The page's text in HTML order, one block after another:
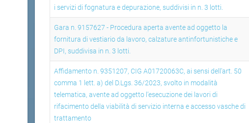
i servizi di fognatura e depurazione, suddivisi in n. 3 lotti.
Gara n. 9157627 - Procedura aperta avente ad oggetto la
fornitura di vestiario da lavoro, calzature antinfortunistiche e
DPI, suddivisa in n. 3 lotti.
Affidamento n. 9351207, CIG A01720063C, ai sensi dell’art. 50
comma 1 lett. a) del D.Lgs. 36/2023, svolto in modalità
telematica, avente ad oggetto l’esecuzione dei lavori di
rifacimento della viabilità di servizio interna e accesso vasche di
trattamento